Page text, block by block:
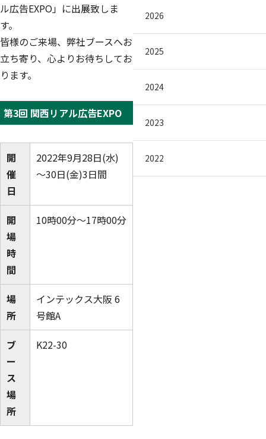
ル広告EXPO」に出展致しま
す。
皆様のご来場、弊社ブースへお
立ち寄り、心よりお待ちしてお
ります。
第3回 関西リアル広告EXPO
開
催
日
2022年9月28日(水)
～30日(金)3日間
開
場
時
間
10時00分～17時00分
場
所
インテックス大阪 6
号館A
ブ
ー
ス
場
所
K22-30
2026
2025
2024
2023
2022